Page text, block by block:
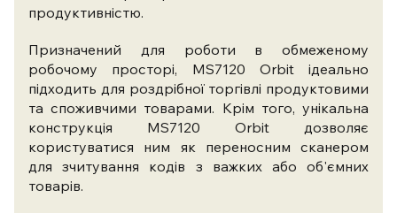
продуктивністю.
Призначений для роботи в обмеженому
робочому просторі, MS7120 Orbit ідеально
підходить для роздрібної торгівлі продуктовими
та споживчими товарами. Крім того, унікальна
конструкція MS7120 Orbit дозволяє
користуватися ним як переносним сканером
для зчитування кодів з важких або об'ємних
товарів.